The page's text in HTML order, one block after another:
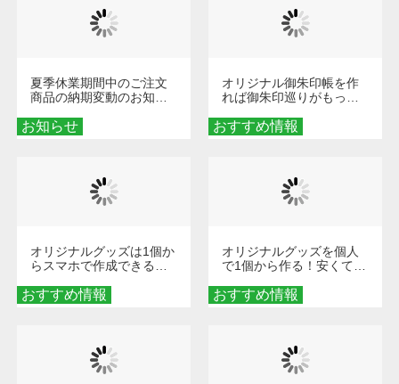
お知らせ
夏季休業期間中のご注文
商品の納期変動のお知ら
おすすめ情報
オリジナル御朱印帳を作
れば御朱印巡りがもっと
ダーメイドする魅力と選
び方
おすすめ情報
オリジナルグッズは1個か
らスマホで作成できる！
くなる巾着＆ポーチ活用
術
おすすめ情報
オリジナルグッズを個人
で1個から作る！安くて簡
秘訣